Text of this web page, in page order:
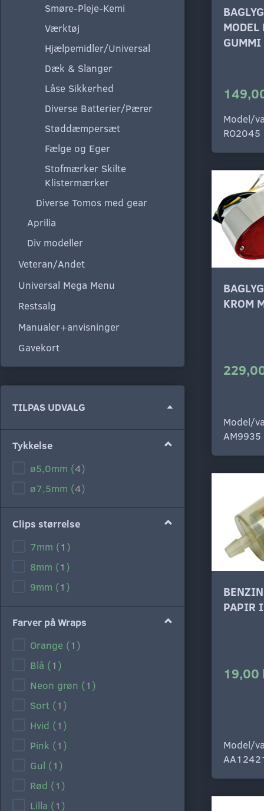
Smøre-Pleje-Kemi
Værktøj
Hjælpemidler/Universal
Dæk & Slanger
Låse Sikkerhed
Diverse Batterier/Pærer
Støddæmpersæt
Fælge og Eger
Stofmærker Skilte
Klistermærker
Diverse Tomos med gear
Aprilia
Div modeller
Veteran/Andet
Universal Mega Menu
Restsalg
Manualer+anvisninger
Gavekort
TILPAS UDVALG
Tykkelse
ø5,0mm (4)
ø7,5mm (4)
Clips størrelse
7mm (1 )
8mm (1 )
9mm (1 )
Farver på Wraps
Orange (1 )
Blå (1 )
Neon grøn (1 )
Sort (1 )
Hvid (1 )
Pink (1 )
Gul (1 )
Rød (1 )
Lilla (1 )
MODEL
GUMMI
Model/
RO2045
KROM
Model/
AM9935
PAPIR
19,00
Model/